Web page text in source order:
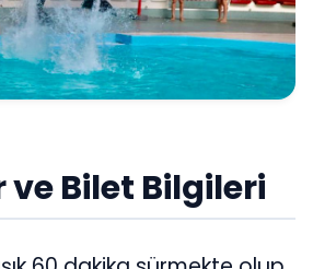
ve Bilet Bilgileri